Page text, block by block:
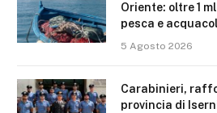
Oriente: oltre 1
pesca e
5 Agosto 2026
Carabinieri,
provincia di